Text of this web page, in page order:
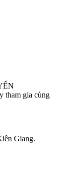
tham gia cùng
Giang.